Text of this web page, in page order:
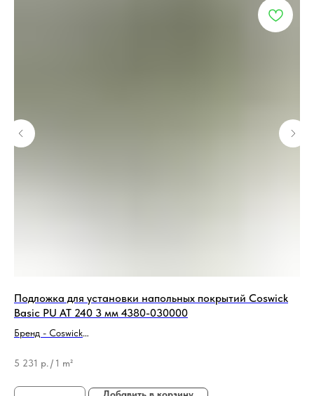
Подложка для установки напольных покрытий Coswick
Basic PU AT 240 3 мм 4380-030000
Бренд - Coswick
5 231 р. / 1 m²
Добавить в корзину